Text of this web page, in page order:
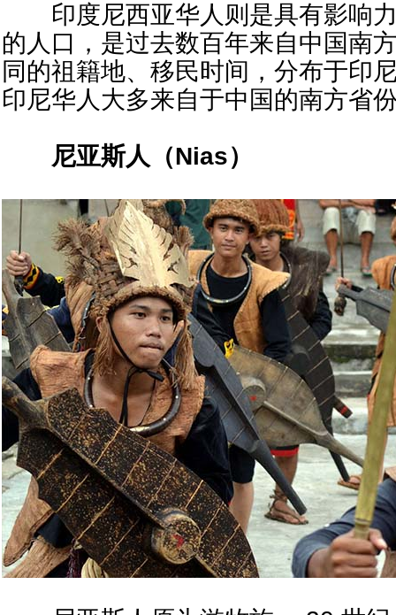
印度尼西亚华人则是具有影响力
的人口，是过去数百年来自中国南
同的祖籍地、移民时间，分布于印
印尼华人大多来自于中国的南方省
尼亚斯人（Nias）